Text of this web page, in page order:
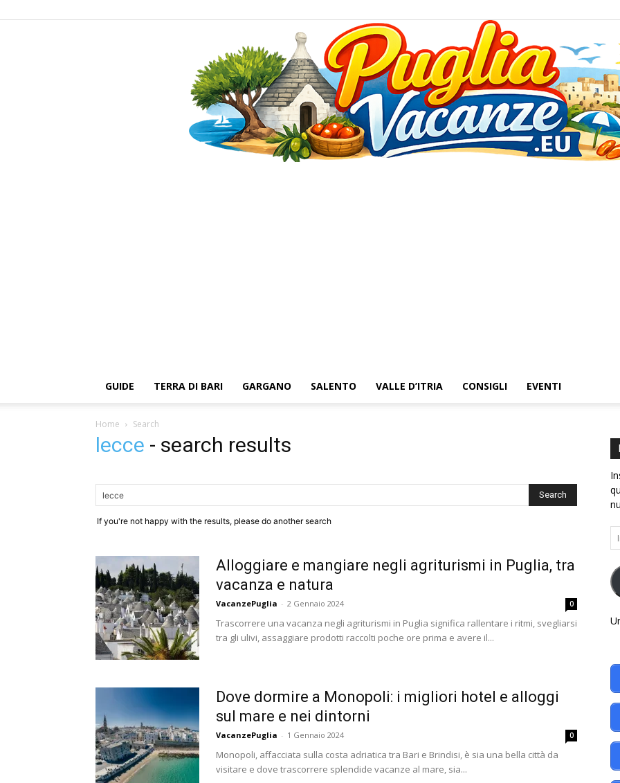
.EU
GUIDE TERRA DI BARI GARGANO SALENTO VALLE D’ITRIA CONSIGLI EVENTI
Home Search
lecce - search results
If you're not happy with the results, please do another search
Alloggiare e mangiare negli agriturismi in Puglia, tra
vacanza e natura
VacanzePuglia - 2 Gennaio 2024 0
Trascorrere una vacanza negli agriturismi in Puglia significa rallentare i ritmi, svegliarsi
tra gli ulivi, assaggiare prodotti raccolti poche ore prima e avere il...
Dove dormire a Monopoli: i migliori hotel e alloggi
sul mare e nei dintorni
VacanzePuglia - 1 Gennaio 2024 0
Monopoli, affacciata sulla costa adriatica tra Bari e Brindisi, è sia una bella città da
visitare e dove trascorrere splendide vacanze al mare, sia...
e-